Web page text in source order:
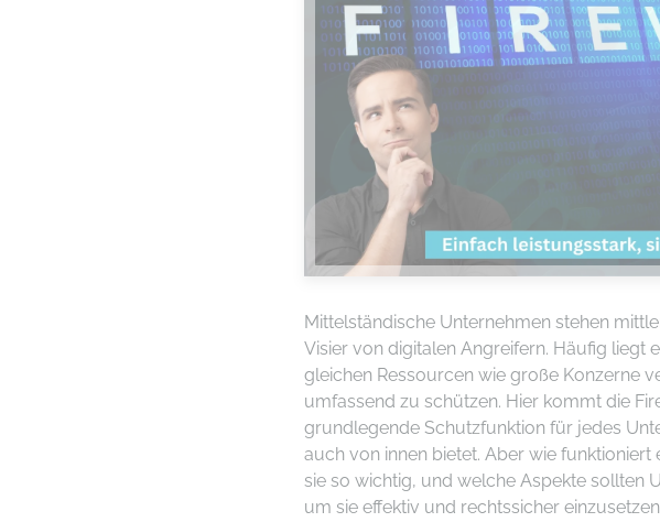
Mittelständische Unternehmen stehen
Visier von digitalen Angreifern. Häufig liegt
gleichen Ressourcen wie große Konzerne
umfassend zu schützen. Hier kommt die
grundlegende Schutzfunktion für jedes
auch von innen bietet. Aber wie funktioniert
sie so wichtig, und welche Aspekte sollten
um sie effektiv und rechtssicher